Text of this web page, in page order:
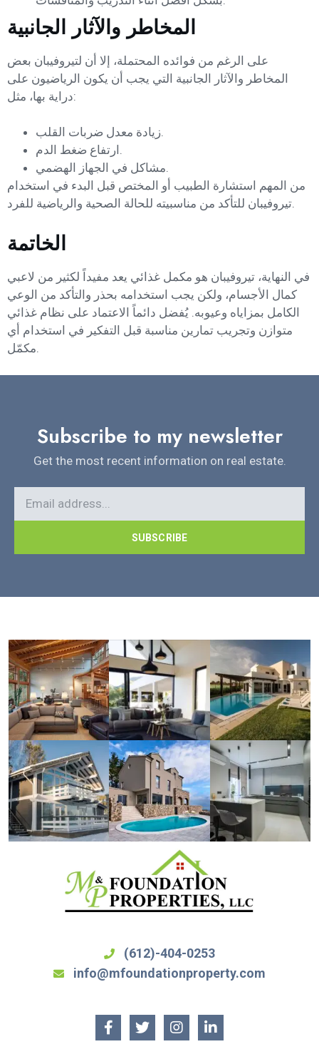
المخاطر والآثار الجانبية
على الرغم من فوائده المحتملة، إلا أن لتيروفيبان بعض
المخاطر والآثار الجانبية التي يجب أن يكون الرياضيون على
دراية بها، مثل:
زيادة معدل ضربات القلب.
ارتفاع ضغط الدم.
مشاكل في الجهاز الهضمي.
من المهم استشارة الطبيب أو المختص قبل البدء في استخدام
تيروفيبان للتأكد من مناسبيته للحالة الصحية والرياضية للفرد.
الخاتمة
في النهاية، تيروفيبان هو مكمل غذائي يعد مفيداً لكثير من لاعبي
كمال الأجسام، ولكن يجب استخدامه بحذر والتأكد من الوعي
الكامل بمزاياه وعيوبه. يُفضل دائماً الاعتماد على نظام غذائي
متوازن وتجريب تمارين مناسبة قبل التفكير في استخدام أي
Subscribe to my newsletter
Get the most recent information on real estate.
SUBSCRIBE
(612)-404-0253
info@mfoundationproperty.com